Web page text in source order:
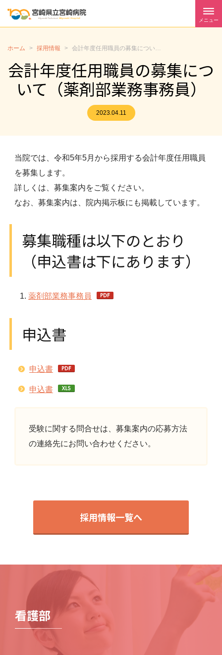
メニュー
ホーム > 採用情報 > 会計年度任用職員の募集について（薬剤部業務事務員）
会計年度任用職員の募集につ
いて（薬剤部業務事務員）
2023.04.11
当院では、令和5年5月から採用する会計年度任用職員
を募集します。
詳しくは、募集案内をご覧ください。
なお、募集案内は、院内掲示板にも掲載しています。
募集職種は以下のとおり
（申込書は下にあります）
薬剤部業務事務員
申込書
申込書
申込書
受験に関する問合せは、募集案内の応募方法
の連絡先にお問い合わせください。
採用情報一覧へ
看護部